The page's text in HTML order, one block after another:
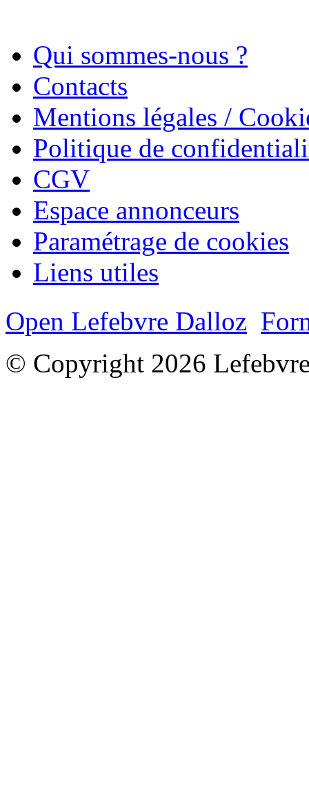
Qui sommes-nous ?
Contacts
Mentions légales /
Politique de
CGV
Espace annonceurs
Paramétrage de cookies
Liens utiles
Open Lefebvre Dalloz
© Copyright 2026